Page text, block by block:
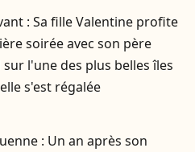
: Sa fille Valentine profite
soirée avec son père
sur l'une des plus belles îles
s'est régalée
: Un an après son